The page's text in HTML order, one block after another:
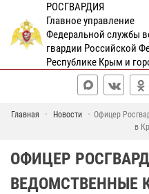
РОСГВАРДИЯ
Главное управление
Федеральной службы
гвардии Российской
Республике Крым и
Главная Новости
Офицер
в
ОФИЦЕР
ВЕДОМСТВЕННЫЕ